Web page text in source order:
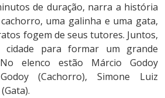
de duração, narra a história
uma galinha e uma gata,
fogem de seus tutores. Juntos,
para formar um grande
elenco estão Márcio Godoy
(Cachorro), Simone Luiz